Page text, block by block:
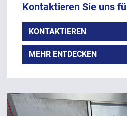
Kontaktieren Sie uns
KONTAKTIEREN
MEHR ENTDECKEN